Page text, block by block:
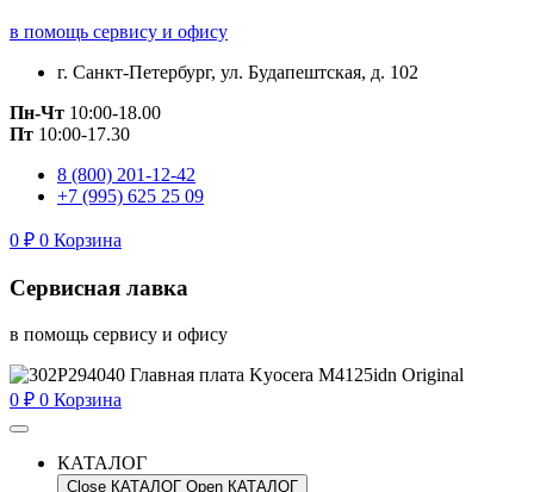
в помощь сервису и офису
г. Санкт-Петербург, ул. Будапештская, д. 102
Пн-Чт 10:00-18.00
Пт 10:00-17.30
8 (800) 201-12-42
+7 (995) 625 25 09
0 ₽ 0 Корзина
Сервисная лавка
в помощь сервису и офису
0 ₽ 0 Корзина
КАТАЛОГ
Close КАТАЛОГ Open КАТАЛОГ